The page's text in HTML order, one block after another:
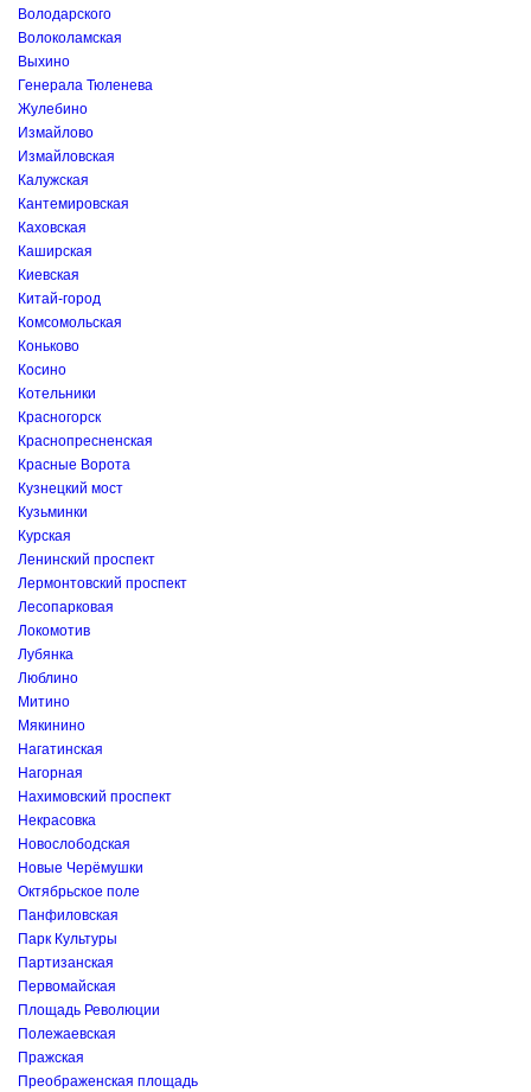
Володарского
Волоколамская
Выхино
Генерала Тюленева
Жулебино
Измайлово
Измайловская
Калужская
Кантемировская
Каховская
Каширская
Киевская
Китай-город
Комсомольская
Коньково
Косино
Котельники
Красногорск
Краснопресненская
Красные Ворота
Кузнецкий мост
Кузьминки
Курская
Ленинский проспект
Лермонтовский проспект
Лесопарковая
Локомотив
Лубянка
Люблино
Митино
Мякинино
Нагатинская
Нагорная
Нахимовский проспект
Некрасовка
Новослободская
Новые Черёмушки
Октябрьское поле
Панфиловская
Парк Культуры
Партизанская
Первомайская
Площадь Революции
Полежаевская
Пражская
Преображенская площадь